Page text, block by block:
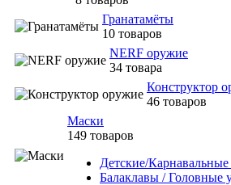
Гранатамёты
10 товаров
NERF оружие
34 товара
Конструктор
46 товаров
Маски
149 товаров
Детские/
Балаклавы / Головные